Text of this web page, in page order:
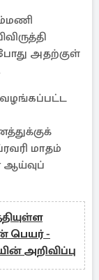
அதற்குள்
வழங்கப்பட்ட
மாதம்
ஆய்வுப்
பெயர் -
அறிவிப்பு